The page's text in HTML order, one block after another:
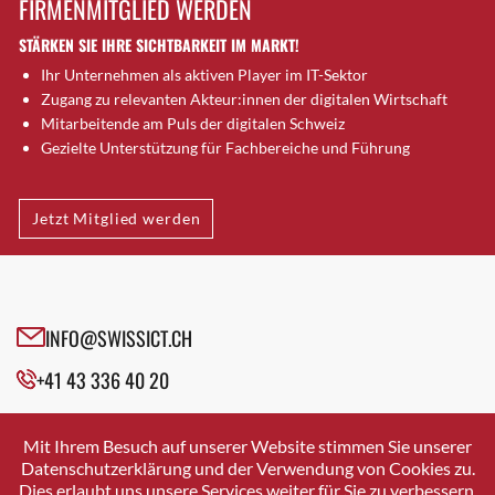
Brugg AG
Brütten
Bubendorf
Bubikon
Buchs (SG)
Bäretswil
Bülach
Cazis
Crissier
Davos Platz
Dierikon
Dietikon
FIRMENMITGLIED WERDEN
STÄRKEN SIE IHRE SICHTBARKEIT IM MARKT!
Ihr Unternehmen als aktiven Player im IT-Sektor
Zugang zu relevanten Akteur:innen der digitalen Wirtschaft
Mitarbeitende am Puls der digitalen Schweiz
Gezielte Unterstützung für Fachbereiche und Führung
Jetzt Mitglied werden
INFO@SWISSICT.CH
+41 43 336 40 20
SWISSICT
VULKANSTRASSE 120
8048 ZURICH
Mit Ihrem Besuch auf unserer Website stimmen Sie unserer
Datenschutzerklärung und der Verwendung von Cookies zu.
Dies erlaubt uns unsere Services weiter für Sie zu verbessern.